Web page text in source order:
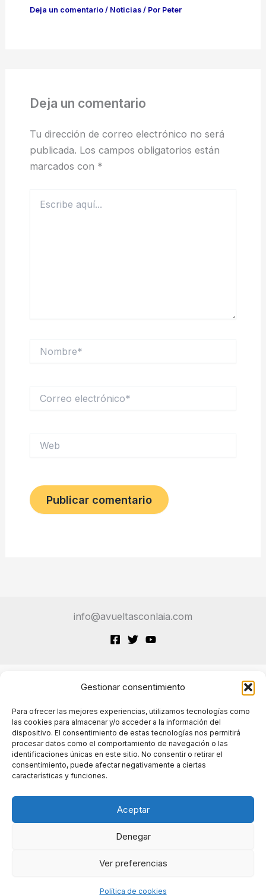
Gestionar consentimiento
Para ofrecer las mejores experiencias, utilizamos tecnologías como
las cookies para almacenar y/o acceder a la información del
dispositivo. El consentimiento de estas tecnologías nos permitirá
procesar datos como el comportamiento de navegación o las
identificaciones únicas en este sitio. No consentir o retirar el
consentimiento, puede afectar negativamente a ciertas
características y funciones.
Aceptar
Denegar
Ver preferencias
Política de cookies
Deja un comentario / Noticias/ Por Peter
Deja un comentario
Tu dirección de correo electrónico no será
publicada. Los campos obligatorios están
marcados con *
aquí...
electrónico*
info@avueltasconlaia.com
Políticas de cookies
Políticas de privacidad
reservados.